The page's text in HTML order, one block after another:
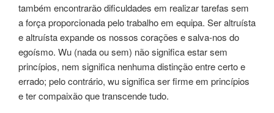
também encontrarão dificuldades em realizar tarefas sem
a força proporcionada pelo trabalho em equipa. Ser altruísta
e altruísta expande os nossos corações e salva-nos do
egoísmo. Wu (nada ou sem) não significa estar sem
princípios, nem significa nenhuma distinção entre certo e
errado; pelo contrário, wu significa ser firme em princípios
e ter compaixão que transcende tudo.